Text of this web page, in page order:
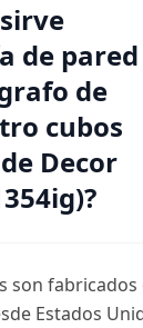
de
de
cubos
Decor
son fabricados
Estados